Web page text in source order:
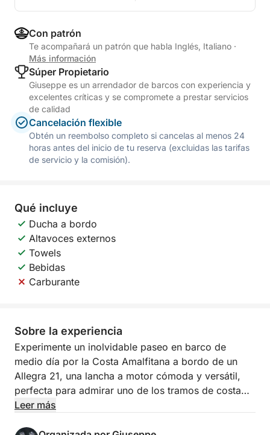
Con patrón
Te acompañará un patrón que habla Inglés, Italiano ·
Más información
Súper Propietario
Giuseppe es un arrendador de barcos con experiencia y
excelentes críticas y se compromete a prestar servicios
de calidad
Cancelación flexible
Obtén un reembolso completo si cancelas al menos 24
horas antes del inicio de tu reserva (excluidas las tarifas
de servicio y la comisión).
Qué incluye
Ducha a bordo
Altavoces externos
Towels
Bebidas
Carburante
Sobre la experiencia
Experimente un inolvidable paseo en barco de
medio día por la Costa Amalfitana a bordo de un
Allegra 21, una lancha a motor cómoda y versátil,
perfecta para admirar uno de los tramos de costa
más espectaculares del mundo desde el mar. Esta
Leer más